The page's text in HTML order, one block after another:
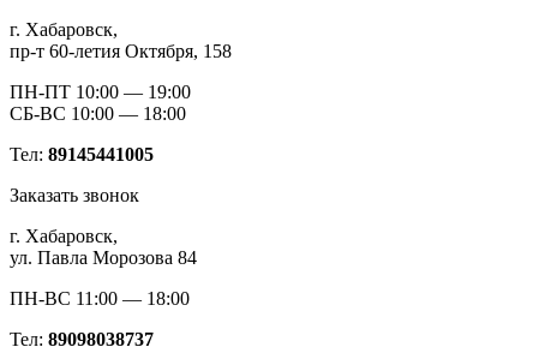
г. Хабаровск,
пр-т 60-летия Октября, 158
ПН-ПТ 10:00 — 19:00
СБ-ВС 10:00 — 18:00
Тел: 89145441005
Заказать звонок
г. Хабаровск,
ул. Павла Морозова 84
ПН-ВС 11:00 — 18:00
Тел: 89098038737